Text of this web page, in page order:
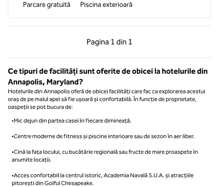
Parcare gratuită Piscina exterioară
Pagina 1 din 1
Pagina anterioară, 1 din 1
Pagina 1 din 1
Ce tipuri de facilități sunt oferite de obicei la hotelurile din
Annapolis, Maryland?
Hotelurile din Annapolis oferă de obicei facilități care fac ca explorarea acestui
oraș de pe malul apei să fie ușoară și confortabilă. În funcție de proprietate,
oaspeții se pot bucura de:
•Mic dejun din partea casei în fiecare dimineață.
•Centre moderne de fitness și piscine interioare sau de sezon în aer liber.
•Cină la fața locului, cu bucătărie regională sau fructe de mare proaspete în
anumite locații.
•Acces confortabil la centrul istoric, Academia Navală S.U.A. și atracțiile
pitorești din Golful Chesapeake.